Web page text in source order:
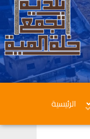
الرئيسية